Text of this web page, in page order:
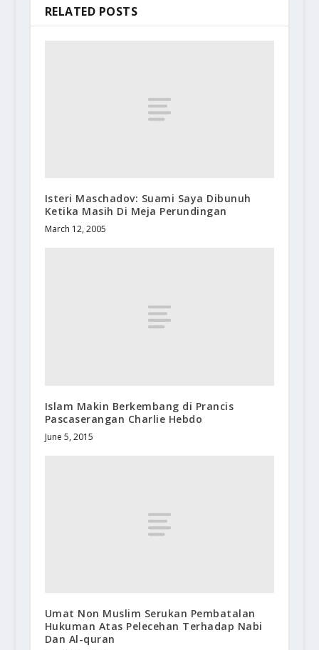
RELATED POSTS
Isteri Maschadov: Suami Saya Dibunuh
Ketika Masih Di Meja Perundingan
March 12, 2005
Islam Makin Berkembang di Prancis
Pascaserangan Charlie Hebdo
June 5, 2015
Umat Non Muslim Serukan Pembatalan
Hukuman Atas Pelecehan Terhadap Nabi
Dan Al-quran